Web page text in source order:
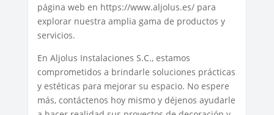
página web en https://www.aljolus.es/ para
explorar nuestra amplia gama de productos y
servicios.
En Aljolus Instalaciones S.C., estamos
comprometidos a brindarle soluciones prácticas
y estéticas para mejorar su espacio. No espere
más, contáctenos hoy mismo y déjenos ayudarle